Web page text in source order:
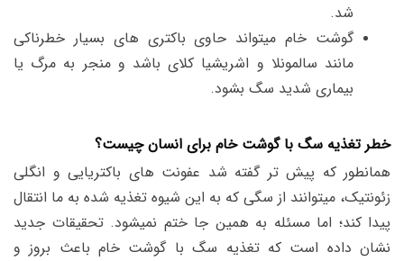
شد.
گوشت خام میتواند حاوی باکتری های بسیار خطرناکی
مانند سالمونلا و اشریشیا کلای باشد و منجر به مرگ یا
بیماری شدید سگ بشود.
خطر تغذیه سگ با گوشت خام برای انسان چیست؟
همانطور که پیش تر گفته شد عفونت های باکتریایی و انگلی
زئونتیک، میتوانند از سگی که به این شیوه تغذیه شده به ما انتقال
پیدا کند؛ اما مسئله به همین جا ختم نمیشود. تحقیقات جدید
نشان داده است که تغذیه سگ با گوشت خام باعث بروز و